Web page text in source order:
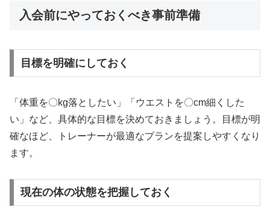
入会前にやっておくべき事前準備
目標を明確にしておく
「体重を〇kg落としたい」「ウエストを〇cm細くした
い」など、具体的な目標を決めておきましょう。目標が明
確なほど、トレーナーが最適なプランを提案しやすくなり
ます。
現在の体の状態を把握しておく